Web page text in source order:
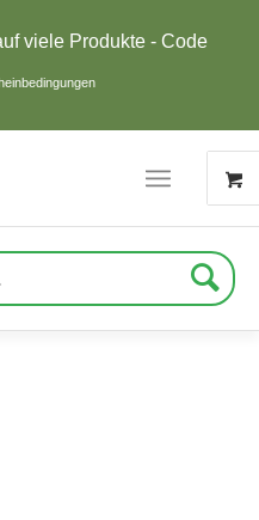
viele Produkte - Code
Suche